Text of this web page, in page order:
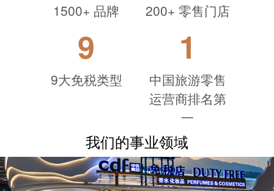
1500+ 品牌 200+ 零售门店
9
9大免税类型
1
中国旅游零售
运营商排名第
一
我们的事业领域